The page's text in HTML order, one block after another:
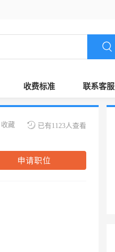
收费标准 联系客服
已有1123人查看
收藏
申请职位